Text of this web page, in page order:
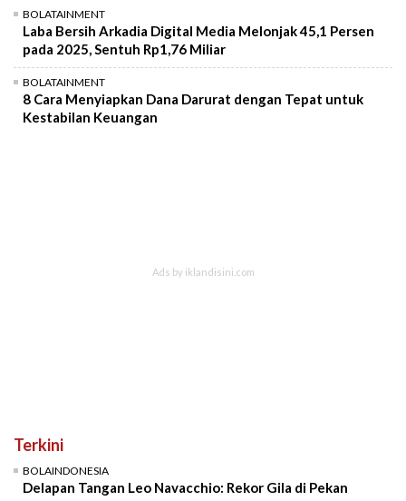
BOLATAINMENT
Laba Bersih Arkadia Digital Media Melonjak 45,1 Persen
pada 2025, Sentuh Rp1,76 Miliar
BOLATAINMENT
8 Cara Menyiapkan Dana Darurat dengan Tepat untuk
Kestabilan Keuangan
Terkini
BOLAINDONESIA
Delapan Tangan Leo Navacchio: Rekor Gila di Pekan